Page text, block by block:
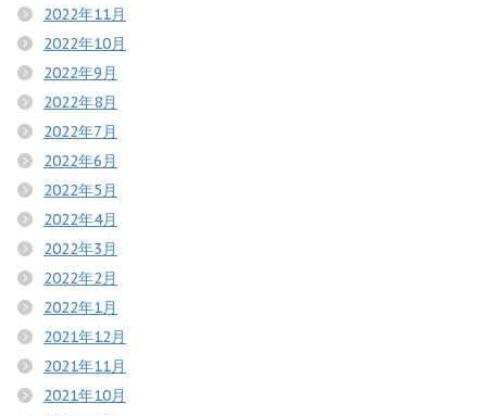
2022年11月
2022年10月
2022年9月
2022年8月
2022年7月
2022年6月
2022年5月
2022年4月
2022年3月
2022年2月
2022年1月
2021年12月
2021年11月
2021年10月